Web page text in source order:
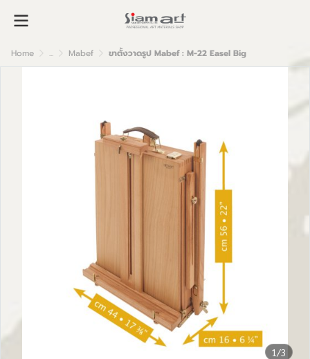
Home ... Mabef ขาตั้งวาดรูป Mabef : M-22 Easel Big
1/3